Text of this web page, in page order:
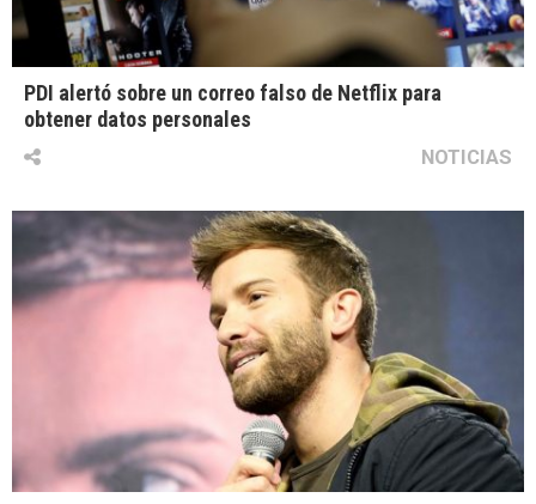
PDI alertó sobre un correo falso de Netflix para
obtener datos personales
NOTICIAS